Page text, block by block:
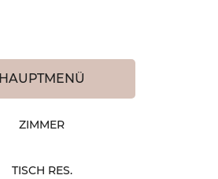
HAUPTMENÜ
ZIMMER
TISCH RES.